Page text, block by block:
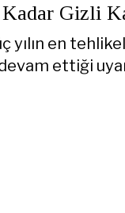
Kadar Gizli
yılın en
ettiği